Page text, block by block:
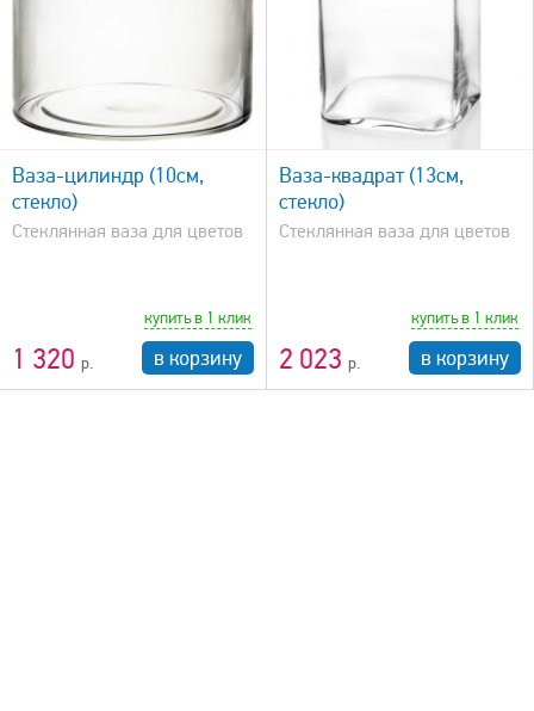
Ваза-цилиндр (10см,
стекло)
Стеклянная ваза для цветов
1 320
купить в 1 клик
в корзину
быстрый просмотр
Ваза-квадрат (13см,
стекло)
Стеклянная ваза для цветов
2 023
купить в 1 клик
в корзину